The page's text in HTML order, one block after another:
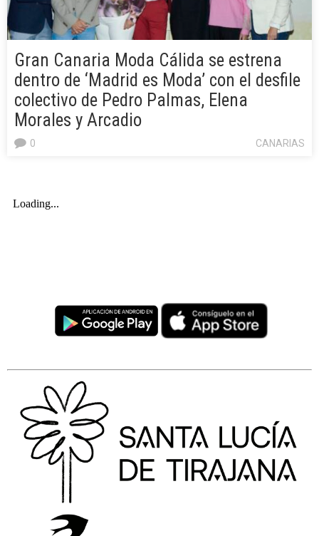
Gran Canaria Moda Cálida se estrena
dentro de ‘Madrid es Moda’ con el desfile
colectivo de Pedro Palmas, Elena
Morales y Arcadio
CANARIAS
0